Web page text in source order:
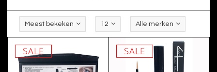
Meest bekeken 12 Alle merken
SALE SALE